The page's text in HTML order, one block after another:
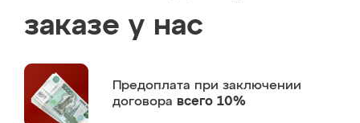
заказе у нас
Предоплата при заключении
договора всего 10%